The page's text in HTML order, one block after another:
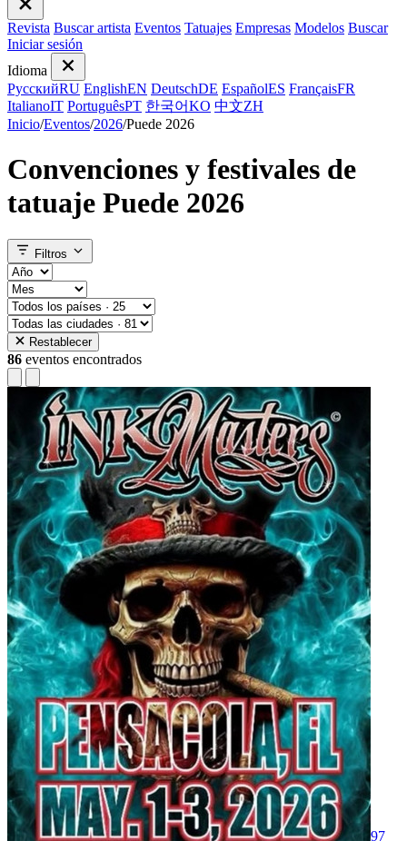
Revista Buscar artista Eventos Tatuajes Empresas Modelos Buscar
Iniciar sesión
Idioma
РусскийRU EnglishEN DeutschDE EspañolES FrançaisFR
ItalianoIT PortuguêsPT 한국어KO 中文ZH
Inicio/Eventos/2026/Puede 2026
Convenciones y festivales de
tatuaje Puede 2026
Filtros
Restablecer
86 eventos encontrados
97